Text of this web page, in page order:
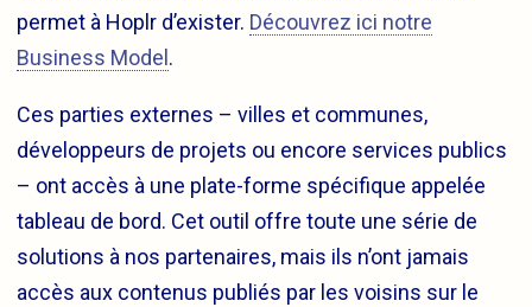
permet à Hoplr d’exister. Découvrez ici notre
Business Model.
Ces parties externes – villes et communes,
développeurs de projets ou encore services publics
– ont accès à une plate-forme spécifique appelée
tableau de bord. Cet outil offre toute une série de
solutions à nos partenaires, mais ils n’ont jamais
accès aux contenus publiés par les voisins sur le